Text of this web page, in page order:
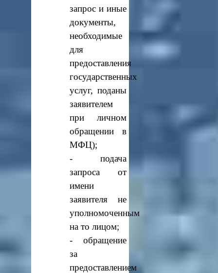
запрос и иные
документы,
необходимые
для
предоставления
государственных
услуг, поданы
заявителем
при личном
обращении в
МФЦ);
- подача
запроса от
имени
заявителя не
уполномоченным
на то лицом;
- обращение
за
предоставлением